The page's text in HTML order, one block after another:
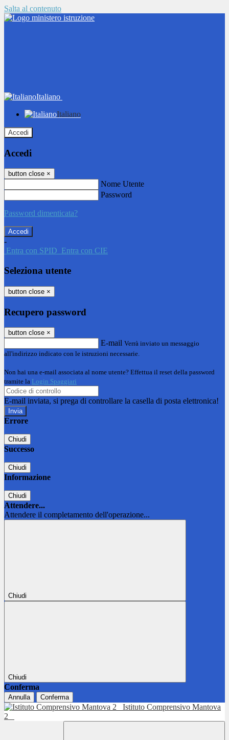
Salta al contenuto
Italiano
Italiano
Accedi
Accedi
button close ×
Nome Utente
Password
Password dimenticata?
-
Entra con SPID Entra con CIE
Seleziona utente
button close ×
Recupero password
button close ×
E-mail Verrà inviato un messaggio
all'indirizzo indicato con le istruzioni necessarie.
Non hai una e-mail associata al nome utente? Effettua il reset della password
tramite la Login Spaggiari
E-mail inviata, si prega di controllare la casella di posta elettronica!
Errore
Chiudi
Successo
Chiudi
Informazione
Chiudi
Attendere...
Attendere il completamento dell'operazione...
Chiudi
Chiudi
Conferma
Annulla Conferma
Istituto Comprensivo Mantova
2